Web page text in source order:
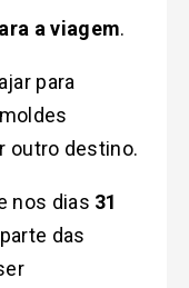
a viagem.
para
outro destino.
nos dias 31
parte das